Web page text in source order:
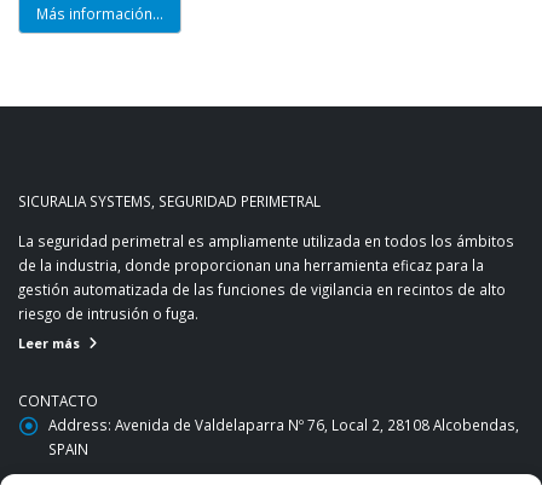
Más información...
SICURALIA SYSTEMS, SEGURIDAD PERIMETRAL
La seguridad perimetral es ampliamente utilizada en todos los ámbitos
de la industria, donde proporcionan una herramienta eficaz para la
gestión automatizada de las funciones de vigilancia en recintos de alto
riesgo de intrusión o fuga.
Leer más
CONTACTO
Address: Avenida de Valdelaparra Nº 76, Local 2, 28108 Alcobendas,
SPAIN